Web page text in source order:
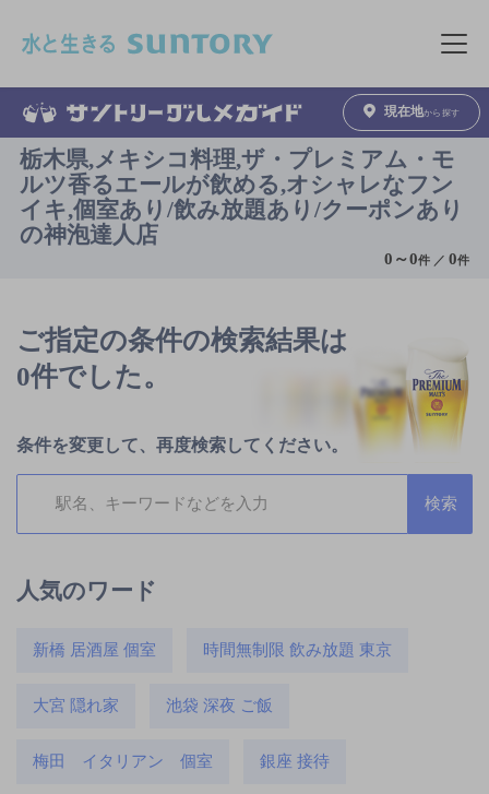
メニュ
現在地から探す
栃木県,メキシコ料理,ザ・プレミアム・モ
ルツ香るエールが飲める,オシャレなフン
イキ,個室あり/飲み放題あり/クーポンあり
の神泡達人店
0 ～0件 ／0件
ご指定の条件の検索結果は
0件でした。
条件を変更して、再度検索してください。
人気のワード
新橋 居酒屋 個室 時間無制限 飲み放題 東京
大宮 隠れ家 池袋 深夜 ご飯
梅田 イタリアン 個室 銀座 接待